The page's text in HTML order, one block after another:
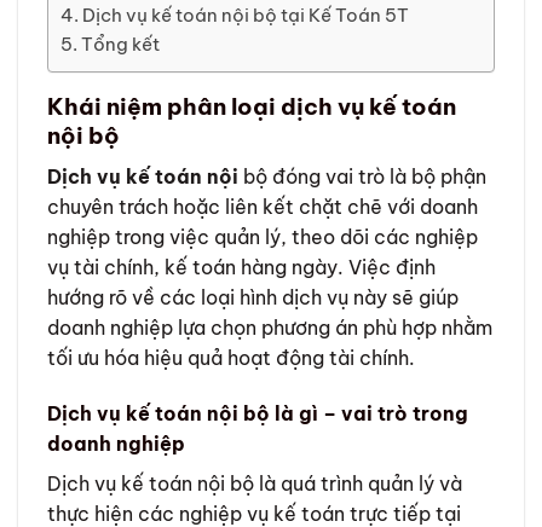
Dịch vụ kế toán nội bộ tại Kế Toán 5T
Tổng kết
Khái niệm phân loại dịch vụ kế toán
nội bộ
Dịch vụ kế toán nội bộ đóng vai trò là bộ phận
chuyên trách hoặc liên kết chặt chẽ với doanh
nghiệp trong việc quản lý, theo dõi các nghiệp
vụ tài chính, kế toán hàng ngày. Việc định
hướng rõ về các loại hình dịch vụ này sẽ giúp
doanh nghiệp lựa chọn phương án phù hợp nhằm
tối ưu hóa hiệu quả hoạt động tài chính.
Dịch vụ kế toán nội bộ là gì – vai trò trong
doanh nghiệp
Dịch vụ kế toán nội bộ là quá trình quản lý và
thực hiện các nghiệp vụ kế toán trực tiếp tại